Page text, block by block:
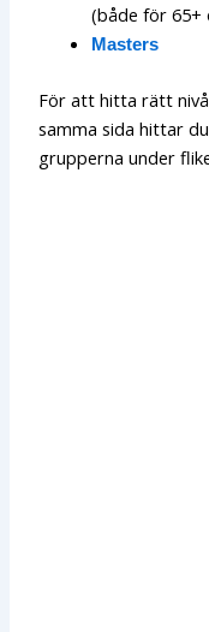
(både för 65+
Masters
För att hitta rätt
samma sida hittar
grupperna under